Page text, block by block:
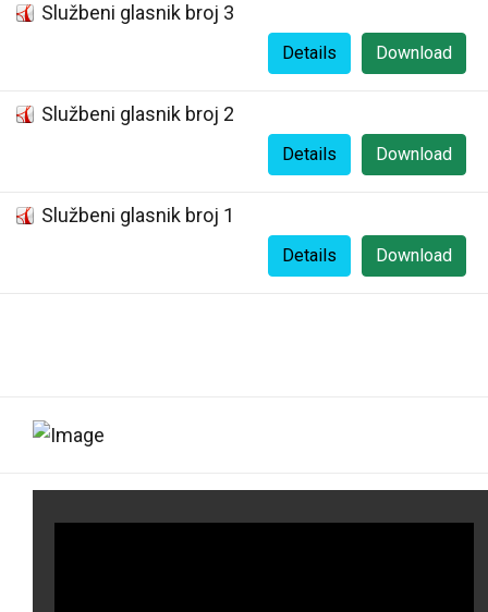
Službeni glasnik broj 3
Download
Details
Službeni glasnik broj 2
Download
Details
Službeni glasnik broj 1
Download
Details